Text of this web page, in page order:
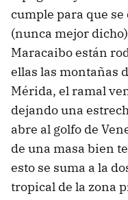
cumple para que
(nunca mejor
Maracaibo están
ellas las montañas
Mérida, el ramal
dejando una
abre al golfo de
de una masa bien
esto se suma a la
tropical de la zona